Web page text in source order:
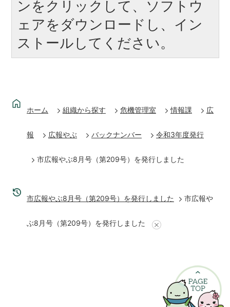
ンをクリックして、ソフトウ
ェアをダウンロードし、イン
ストールしてください。
ホーム 組織から探す 危機管理室 情報課 広
報 広報やぶ バックナンバー 令和3年度発行
市広報やぶ8月号（第209号）を発行しました
市広報やぶ8月号（第209号）を発行しました 市広報や
ぶ8月号（第209号）を発行しました